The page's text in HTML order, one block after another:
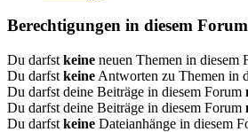
Berechtigungen in diesem Forum
Du darfst keine neuen Themen in diesem
Du darfst keine Antworten zu Themen in
Du darfst deine Beiträge in diesem Forum
Du darfst deine Beiträge in diesem Forum
Du darfst keine Dateianhänge in diesem